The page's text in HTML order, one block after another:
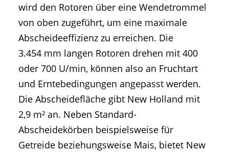
wird den Rotoren über eine Wendetrommel
von oben zugeführt, um eine maximale
Abscheideeffizienz zu erreichen. Die
3.454 mm langen Rotoren drehen mit 400
oder 700 U/min, können also an Fruchtart
und Erntebedingungen angepasst werden.
Die Abscheidefläche gibt New Holland mit
2,9 m² an. Neben Standard-
Abscheidekörben beispielsweise für
Getreide beziehungsweise Mais, bietet New